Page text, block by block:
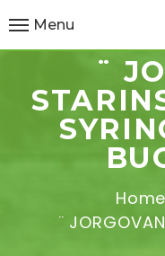
Menu
¨
Home
¨